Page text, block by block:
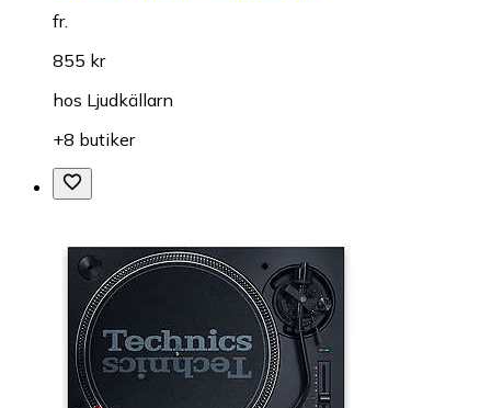
fr.
855 kr
hos Ljudkällarn
+8 butiker